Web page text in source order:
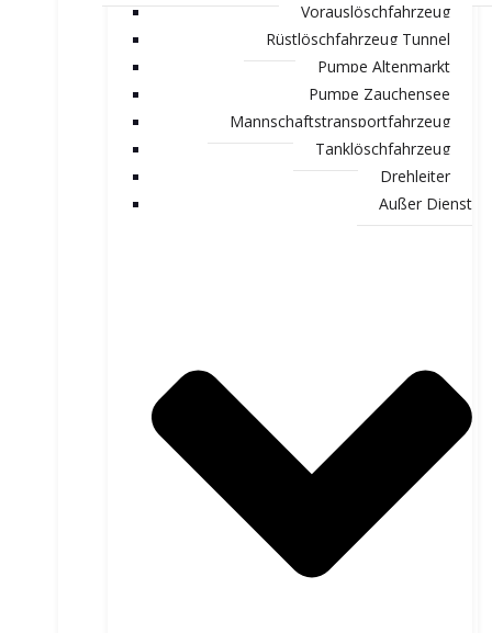
Vorauslöschfahrzeug
Rüstlöschfahrzeug Tunnel
Pumpe Altenmarkt
Pumpe Zauchensee
Mannschaftstransportfahrzeug
Tanklöschfahrzeug
Drehleiter
Außer Dienst